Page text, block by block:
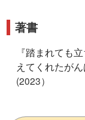
著書
『踏まれても
えてくれたが
(2023）